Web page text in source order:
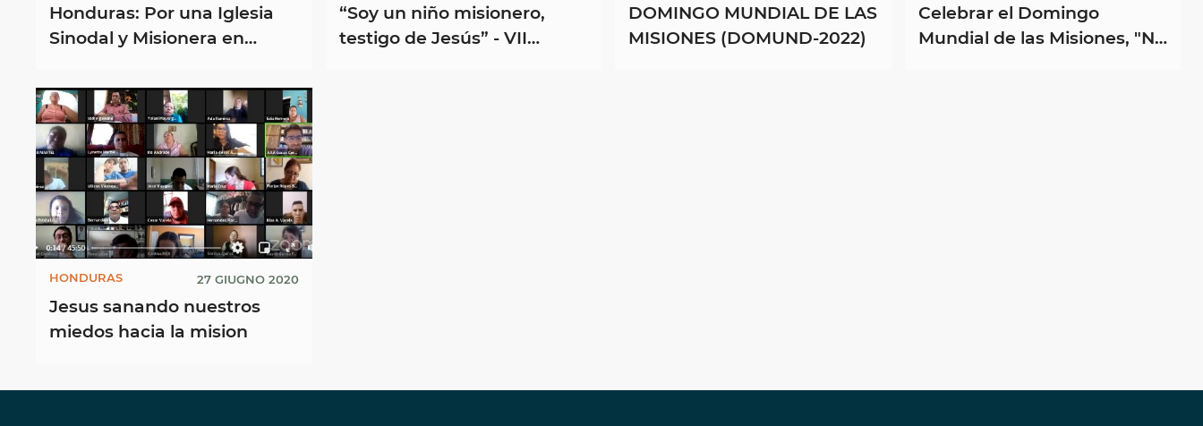
Honduras: Por una Iglesia
Sinodal y Misionera en
“Soy un niño misionero,
testigo de Jesús” - VII
DOMINGO MUNDIAL DE LAS
MISIONES (DOMUND-2022)
Celebrar el Domingo
Mundial de las Misiones, "No
HONDURAS 27 GIUGNO 2020
Jesus sanando nuestros
miedos hacia la mision